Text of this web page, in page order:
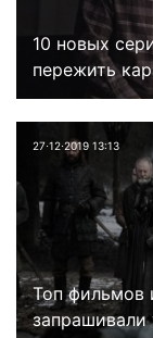
10 новых
пережить
27⋅12⋅2019 13:13
Топ фильмов
запрашивали